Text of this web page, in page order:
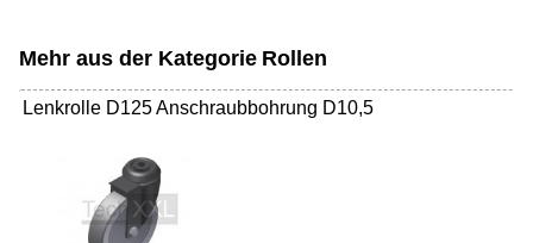
Mehr aus der Kategorie Rollen
Lenkrolle D125 Anschraubbohrung D10,5